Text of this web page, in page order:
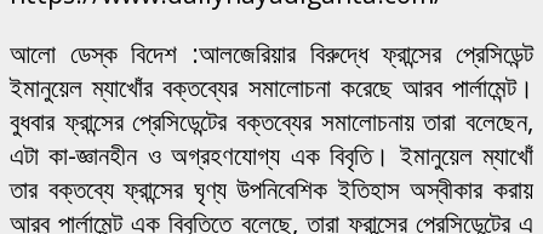
আলো ডেস্ক বিদেশ :আলজেরিয়ার বিরুদ্ধে ফ্রান্সের প্রেসিডেন্ট
ইমানুয়েল ম্যাখোঁর বক্তব্যের সমালোচনা করেছে আরব পার্লামেন্ট।
বুধবার ফ্রান্সের প্রেসিডেন্টের বক্তব্যের সমালোচনায় তারা বলেছেন,
এটা কা-জ্ঞানহীন ও অগ্রহণযোগ্য এক বিবৃতি। ইমানুয়েল ম্যাখোঁ
তার বক্তব্যে ফ্রান্সের ঘৃণ্য উপনিবেশিক ইতিহাস অস্বীকার করায়
আরব পার্লামেন্ট এক বিবৃতিতে বলেছে, তারা ফ্রান্সের প্রেসিডেন্টের এ